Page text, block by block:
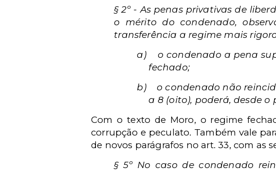
§ 2º - As penas privativas de
o mérito do condenado,
transferência a regime mais
a)
o condenado a pena
fechado;
b)
o condenado não
a 8 (oito), poderá, desde
Com o texto de Moro, o regime
corrupção e peculato. Também vale
de novos parágrafos no art. 33, com as
§ 5º No caso de condenado